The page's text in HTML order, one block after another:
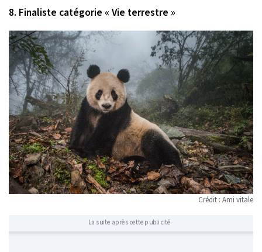
8. Finaliste catégorie « Vie terrestre »
Crédit : Ami vitale
La suite après cette publicité